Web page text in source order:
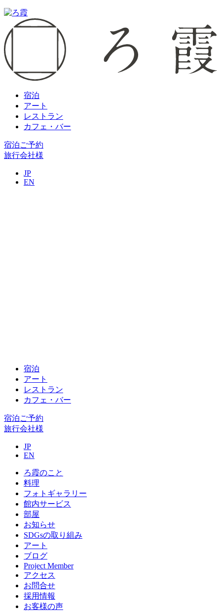
宿泊
アート
レストラン
カフェ・バー
宿泊ご予約
旅行会社様
JP
EN
宿泊
アート
レストラン
カフェ・バー
宿泊ご予約
旅行会社様
JP
EN
ろ霞のこと
料理
フォトギャラリー
館内サービス
部屋
お知らせ
SDGsの取り組み
アート
ブログ
Project Member
アクセス
お問合せ
採用情報
お客様の声